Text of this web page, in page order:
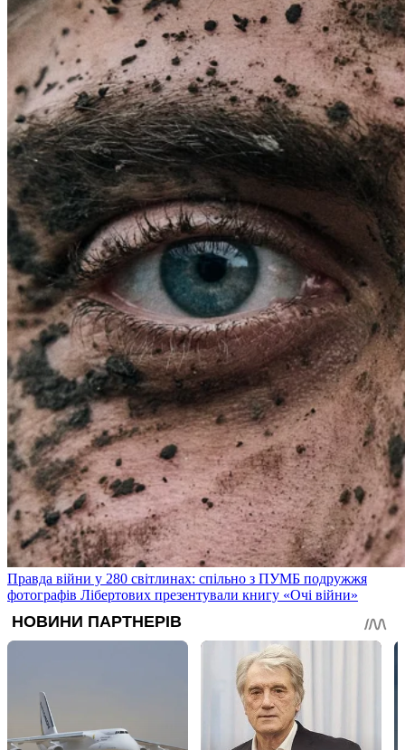
Правда війни у 280 світлинах: спільно з ПУМБ подружжя
фотографів Лібертових презентували книгу «Очі війни»